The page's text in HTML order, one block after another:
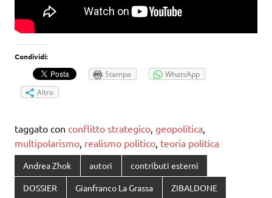
Condividi:
Stampa
WhatsApp
Altro
taggato con conflitto strategico geopolitica
multipolarismo realismo politico teoria politica
Andrea Zhok autori contributi esterni
DOSSIER Gianfranco La Grassa ZIBALDONE